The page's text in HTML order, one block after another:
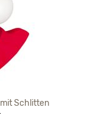
Schlitten